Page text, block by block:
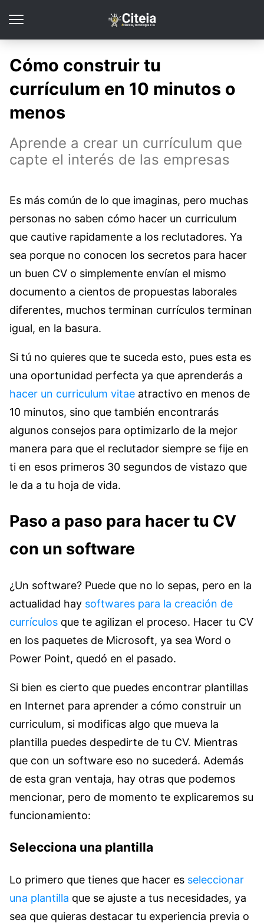
Cómo construir tu
currículum en 10 minutos o
menos
Aprende a crear un currículum que
capte el interés de las empresas
Es más común de lo que imaginas, pero muchas
personas no saben cómo hacer un curriculum
que cautive rapidamente a los reclutadores. Ya
sea porque no conocen los secretos para hacer
un buen CV o simplemente envían el mismo
documento a cientos de propuestas laborales
diferentes, muchos terminan currículos terminan
igual, en la basura.
Si tú no quieres que te suceda esto, pues esta es
una oportunidad perfecta ya que aprenderás a
hacer un curriculum vitae atractivo en menos de
10 minutos, sino que también encontrarás
algunos consejos para optimizarlo de la mejor
manera para que el reclutador siempre se fije en
ti en esos primeros 30 segundos de vistazo que
le da a tu hoja de vida.
Paso a paso para hacer tu CV
con un software
¿Un software? Puede que no lo sepas, pero en la
actualidad hay softwares para la creación de
currículos que te agilizan el proceso. Hacer tu CV
en los paquetes de Microsoft, ya sea Word o
Power Point, quedó en el pasado.
Si bien es cierto que puedes encontrar plantillas
en Internet para aprender a cómo construir un
curriculum, si modificas algo que mueva la
plantilla puedes despedirte de tu CV. Mientras
que con un software eso no sucederá. Además
de esta gran ventaja, hay otras que podemos
mencionar, pero de momento te explicaremos su
funcionamiento:
Selecciona una plantilla
Lo primero que tienes que hacer es seleccionar
una plantilla que se ajuste a tus necesidades, ya
sea que quieras destacar tu experiencia previa o